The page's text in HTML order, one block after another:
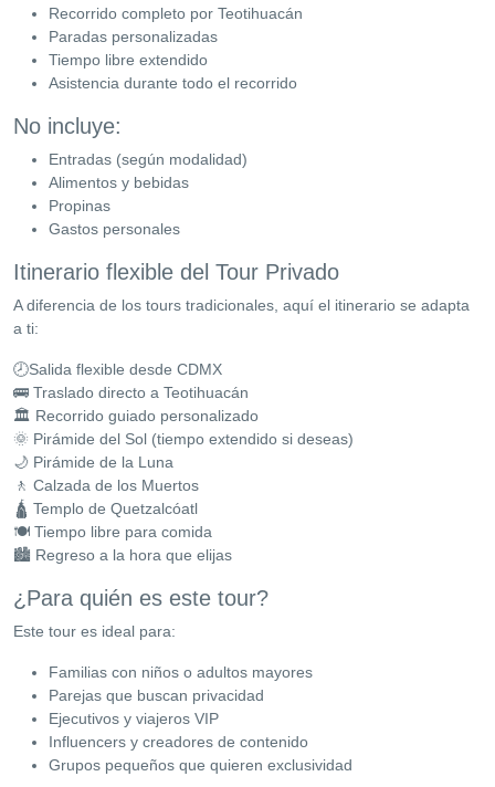
Recorrido completo por Teotihuacán
Paradas personalizadas
Tiempo libre extendido
Asistencia durante todo el recorrido
No incluye:
Entradas (según modalidad)
Alimentos y bebidas
Propinas
Gastos personales
Itinerario flexible del Tour Privado
A diferencia de los tours tradicionales, aquí el itinerario se adapta
a ti:
🕗Salida flexible desde CDMX
🚌 Traslado directo a Teotihuacán
🏛 Recorrido guiado personalizado
🌞 Pirámide del Sol (tiempo extendido si deseas)
🌙 Pirámide de la Luna
🚶 Calzada de los Muertos
🛕 Templo de Quetzalcóatl
🍽 Tiempo libre para comida
🏙 Regreso a la hora que elijas
¿Para quién es este tour?
Este tour es ideal para:
Familias con niños o adultos mayores
Parejas que buscan privacidad
Ejecutivos y viajeros VIP
Influencers y creadores de contenido
Grupos pequeños que quieren exclusividad